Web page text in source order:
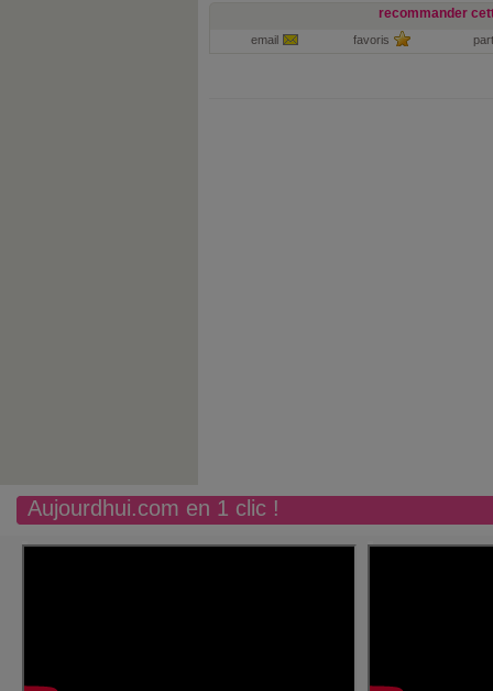
recommander
email favoris
Aujourdhui.com en 1 clic !